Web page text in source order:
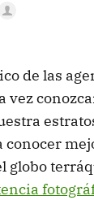
de las
vez
globo